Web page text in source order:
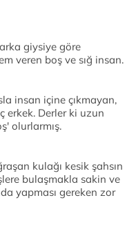
giysiye göre
veren boş ve sığ insan.
insan içine çıkmayan,
erkek. Derler ki uzun
olurlarmış.
kulağı kesik şahsın
bulaşmakla sakin ve
yapması gereken zor